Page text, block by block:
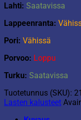
Lahti: Saatavissa
Lappeenranta:
Pori: Vähissä
Porvoo: Loppu
Turku: Saatavissa
Tuotetunnus (SKU):
Lasten kalusteet